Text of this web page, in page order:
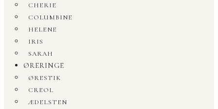
CHERIE
COLUMBINE
HELENE
IRIS
SARAH
ØRERINGE
ØRESTIK
CREOL
ÆDELSTEN